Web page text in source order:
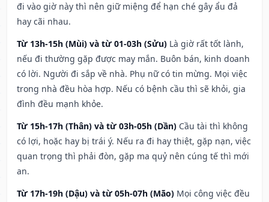
đi vào giờ này thì nên giữ miệng để hạn ché gây ẩu đả
hay cãi nhau.
Từ 13h-15h (Mùi) và từ 01-03h (Sửu) Là giờ rất tốt lành,
nếu đi thường gặp được may mắn. Buôn bán, kinh doanh
có lời. Người đi sắp về nhà. Phụ nữ có tin mừng. Mọi việc
trong nhà đều hòa hợp. Nếu có bệnh cầu thì sẽ khỏi, gia
đình đều mạnh khỏe.
Từ 15h-17h (Thân) và từ 03h-05h (Dần) Cầu tài thì không
có lợi, hoặc hay bị trái ý. Nếu ra đi hay thiệt, gặp nạn, việc
quan trọng thì phải đòn, gặp ma quỷ nên cúng tế thì mới
an.
Từ 17h-19h (Dậu) và từ 05h-07h (Mão) Mọi công việc đều